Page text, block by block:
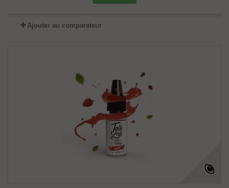
Ajouter au comparateur